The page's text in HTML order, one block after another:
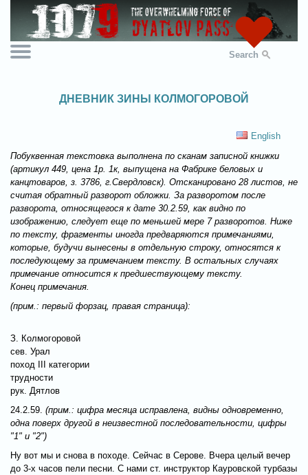
Search
ДНЕВНИК ЗИНЫ КОЛМОГОРОВОЙ
English
Побуквенная текстовка выполнена по сканам записной книжки
(артикул 449, цена 1р. 1к, выпущена на Фабрике беловых и
канцтоваров, з. 3786, г.Свердловск). Отсканировано 28 листов, не
считая обратный разворот обложки. За разворотом после
разворота, относящегося к дате 30.2.59, как видно по
изображению, следует еще по меньшей мере 7 разворотов. Ниже
по тексту, фрагменты иногда предваряются примечаниями,
которые, будучи вынесены в отдельную строку, относятся к
последующему за примечанием тексту. В остальных случаях
примечание относится к предшествующему тексту.
Конец примечания.
(прим.: первый форзац, правая страница):
З. Колмогоровой
сев. Урал
поход III категории
трудности
рук. Дятлов
24.2.59. (прим.: цифра месяца исправлена, видны одновременно,
одна поверх другой в неизвестной последовательности, цифры
"1" и "2")
Ну вот мы и снова в походе. Сейчас в Серове. Вчера целый вечер
до 3-х часов пели песни. С нами ст. инструктор Кауровской турбазы